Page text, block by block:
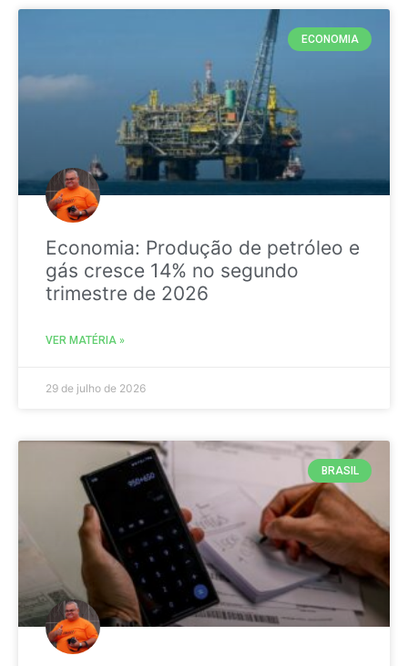
ECONOMIA
Economia: Produção de petróleo e
gás cresce 14% no segundo
trimestre de 2026
VER MATÉRIA »
29 de julho de 2026
BRASIL